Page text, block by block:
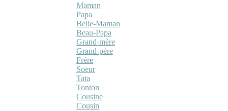
Maman
Papa
Belle-Maman
Beau-Papa
Grand-mère
Grand-père
Frère
Soeur
Tata
Tonton
Cousine
Cousin